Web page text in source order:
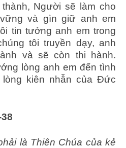
Người sẽ làm cho
và gìn giữ anh em
tin tưởng anh em trong
tôi truyền dạy, anh
và sẽ còn thi hành.
lòng anh em đến tình
kiên nhẫn của Ðức
là Thiên Chúa của kẻ